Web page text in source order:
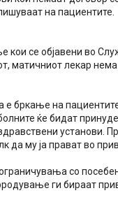
на пациентите.
кои се објавени во
матичниот лекар
бркање на
ќе бидат
установи.
да му ја прават во
со
ги бираат